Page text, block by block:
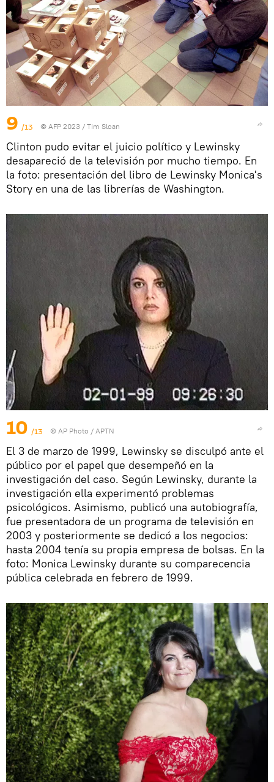
9 /13 © AFP 2023 / Tim Sloan
Clinton pudo evitar el juicio político y Lewinsky
desapareció de la televisión por mucho tiempo. En
la foto: presentación del libro de Lewinsky Monica's
Story en una de las librerías de Washington.
10 /13 © AP Photo / APTN
El 3 de marzo de 1999, Lewinsky se disculpó ante el
público por el papel que desempeñó en la
investigación del caso. Según Lewinsky, durante la
investigación ella experimentó problemas
psicológicos. Asimismo, publicó una autobiografía,
fue presentadora de un programa de televisión en
2003 y posteriormente se dedicó a los negocios:
hasta 2004 tenía su propia empresa de bolsas. En la
foto: Monica Lewinsky durante su comparecencia
pública celebrada en febrero de 1999.